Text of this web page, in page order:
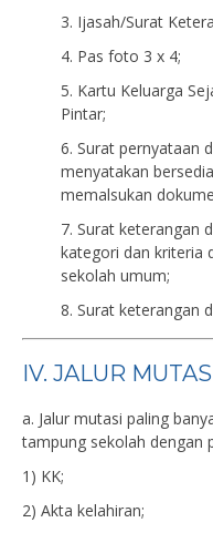
3. Ijasah/Surat
4. Pas foto 3 x 4;
5. Kartu Keluarga
Pintar;
6. Surat pernyataan
menyatakan
memalsukan
7. Surat keterangan
kategori dan kriteria
sekolah umum;
8. Surat keterangan
IV. JALUR
a. Jalur mutasi paling
tampung sekolah dengan
1) KK;
2) Akta kelahiran;